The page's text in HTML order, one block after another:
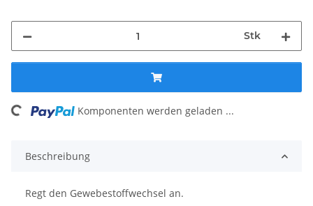
Stk
Loading... Komponenten werden geladen ...
Beschreibung
Regt den Gewebestoffwechsel an.